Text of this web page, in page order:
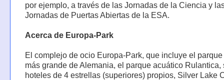
por ejemplo, a través de las Jornadas de la Ciencia y
Jornadas de Puertas Abiertas de la ESA.
Acerca de Europa-Park
El complejo de ocio Europa-Park, que incluye el
más grande de Alemania, el parque acuático Rulantica,
hoteles de 4 estrellas (superiores) propios, Silver Lake